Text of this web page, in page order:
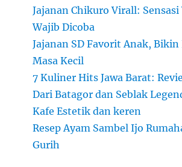
Jajanan Chikuro Virall:
Wajib Dicoba
Jajanan SD Favorit Anak,
Masa Kecil
7 Kuliner Hits Jawa Barat:
Dari Batagor dan Seblak
Kafe Estetik dan keren
Resep Ayam Sambel Ijo
Gurih